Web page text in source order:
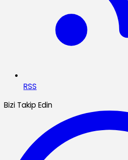
RSS
Bizi Takip Edin